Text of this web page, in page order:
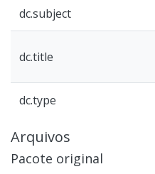
dc.subject
dc.title
dc.type
Arquivos
Pacote original